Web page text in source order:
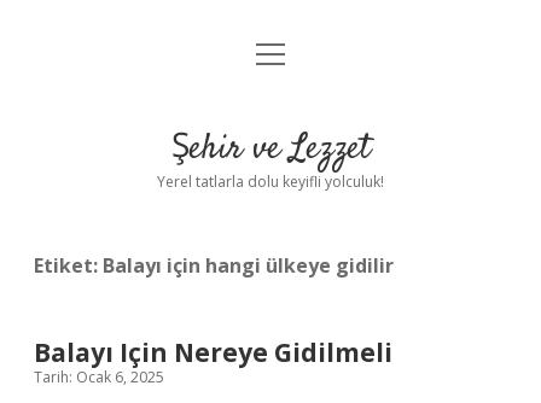
Anasayfa
Yasal Uyarı
menüyü
Şehir ve Lezzet
Yerel tatlarla dolu keyifli yolculuk!
Etiket: Balayı için hangi ülkeye gidilir
Balayı Için Nereye Gidilmeli
Tarih: Ocak 6, 2025